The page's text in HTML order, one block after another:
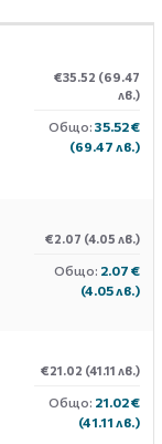
€35.52 (69.47
лв.)
Общо: 35.52 €
(69.47 лв.)
€2.07 (4.05 лв.)
Общо: 2.07 €
(4.05 лв.)
€21.02 (41.11 лв.)
Общо: 21.02 €
(41.11 лв.)